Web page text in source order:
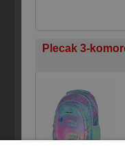
Plecak 3-